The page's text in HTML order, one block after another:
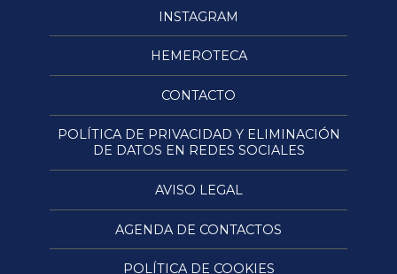
INSTAGRAM
HEMEROTECA
CONTACTO
POLÍTICA DE PRIVACIDAD Y ELIMINACIÓN
DE DATOS EN REDES SOCIALES
AVISO LEGAL
AGENDA DE CONTACTOS
POLÍTICA DE COOKIES